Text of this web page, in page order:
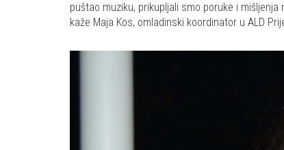
puštao muziku, prikupljali smo poruke i
kaže Maja Kos, omladinski koordinator u ALD